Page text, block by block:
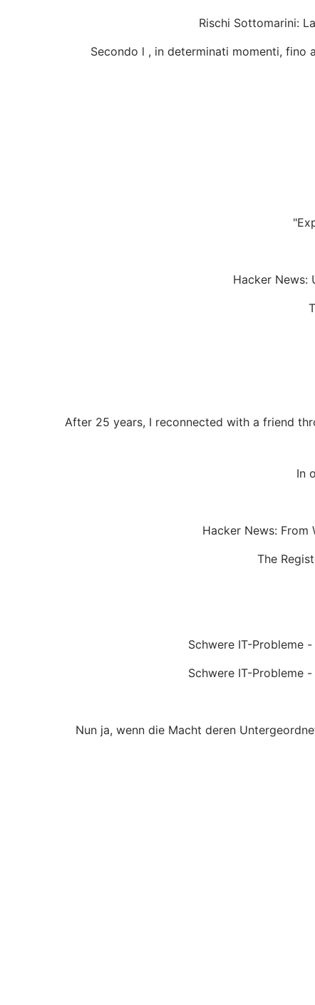
Rischi Sottomarini:
Secondo l , in determinati momenti, fino
Hacker News:
After 25 years, I reconnected with a friend
In
Hacker News: From
The
Schwere IT-Probleme
Schwere IT-Probleme
Nun ja, wenn die Macht deren